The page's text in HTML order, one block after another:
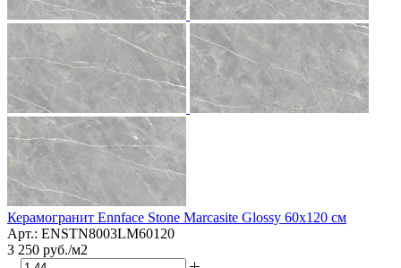
Керамогранит Ennface Stone Marcasite Glossy 60x120 см
Арт.: ENSTN8003LM60120
3 250 руб./м2